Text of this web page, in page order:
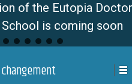
Eutopia Doctoral
is coming soon
changement